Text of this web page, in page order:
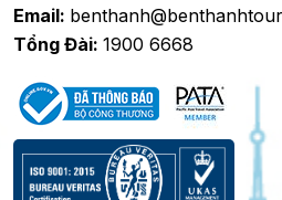
Email:
Tổng Đài: 1900 6668